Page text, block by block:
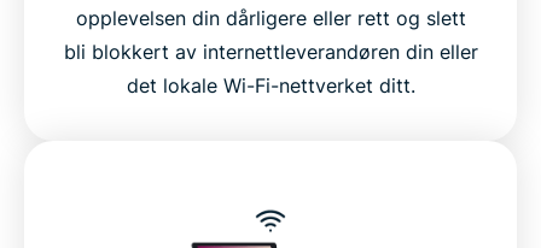
opplevelsen din dårligere eller rett og slett
bli blokkert av internettleverandøren din eller
det lokale Wi-Fi-nettverket ditt.